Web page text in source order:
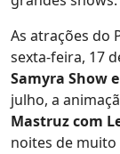
As atrações do
sexta-feira, 17
Samyra Show
julho, a
Mastruz com
noites de